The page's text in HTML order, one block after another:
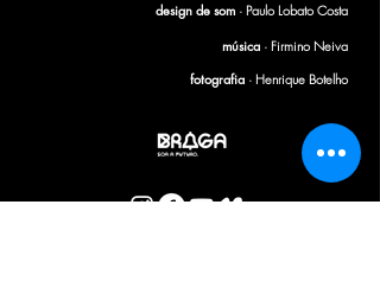
design de som · Paulo Lobato Costa
música · Firmino Neiva
fotografia · Henrique Botelho